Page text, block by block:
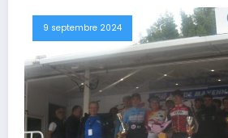
9 septembre 2024